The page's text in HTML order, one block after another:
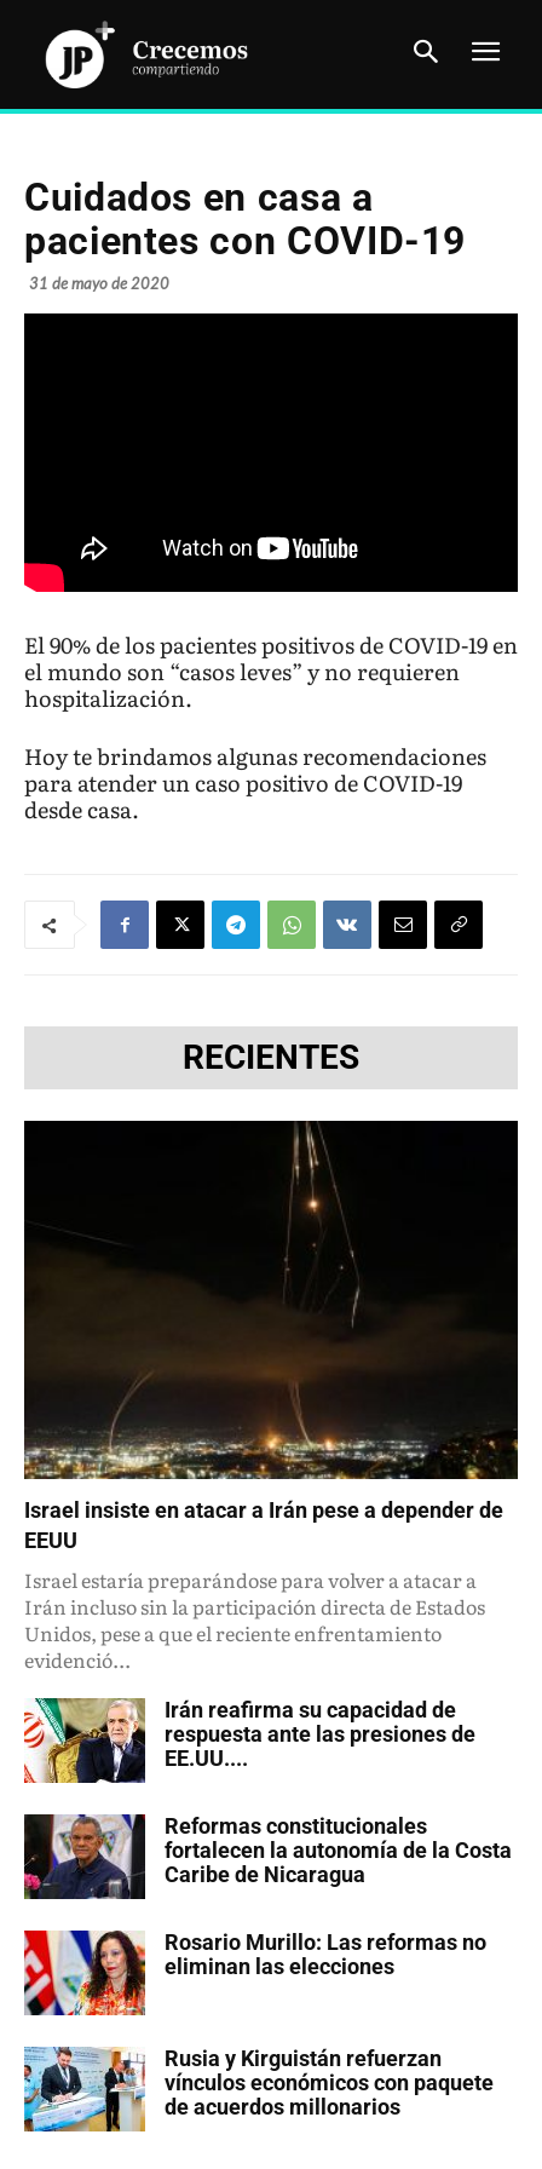
Cuidados en casa a
pacientes con COVID-19
31 de mayo de 2020
El 90% de los pacientes positivos de COVID-19 en
el mundo son “casos leves” y no requieren
hospitalización.
Hoy te brindamos algunas recomendaciones
para atender un caso positivo de COVID-19
desde casa.
RECIENTES
Israel insiste en atacar a Irán pese a depender de
EEUU
Israel estaría preparándose para volver a atacar a
Irán incluso sin la participación directa de Estados
Unidos, pese a que el reciente enfrentamiento
evidenció...
Irán reafirma su capacidad de
respuesta ante las presiones de
EE.UU....
Reformas constitucionales
fortalecen la autonomía de la Costa
Caribe de Nicaragua
Rosario Murillo: Las reformas no
eliminan las elecciones
Rusia y Kirguistán refuerzan
vínculos económicos con paquete
de acuerdos millonarios